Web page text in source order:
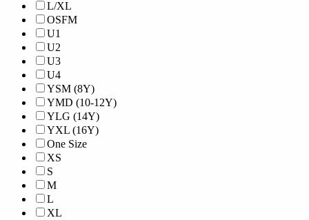
L/XL
OSFM
U1
U2
U3
U4
YSM (8Y)
YMD (10-12Y)
YLG (14Y)
YXL (16Y)
One Size
XS
S
M
L
XL